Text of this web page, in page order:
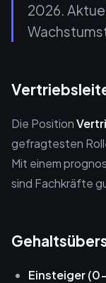
2026.
Die Position
gefragtesten
Mit einem
sind Fachkräfte
Einsteiger